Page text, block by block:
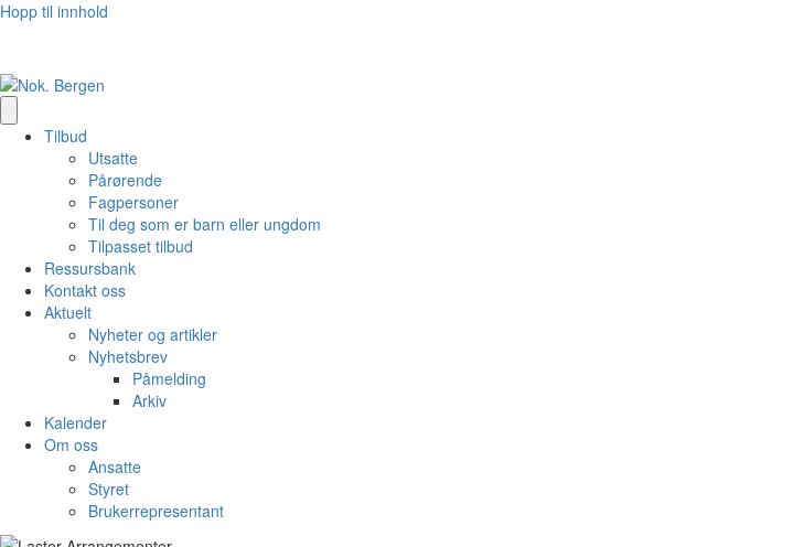
Hopp til innhold
Tilbud
Utsatte
Pårørende
Fagpersoner
Til deg som er barn eller ungdom
Tilpasset tilbud
Ressursbank
Kontakt oss
Aktuelt
Nyheter og artikler
Nyhetsbrev
Påmelding
Arkiv
Kalender
Om oss
Ansatte
Styret
Brukerrepresentant